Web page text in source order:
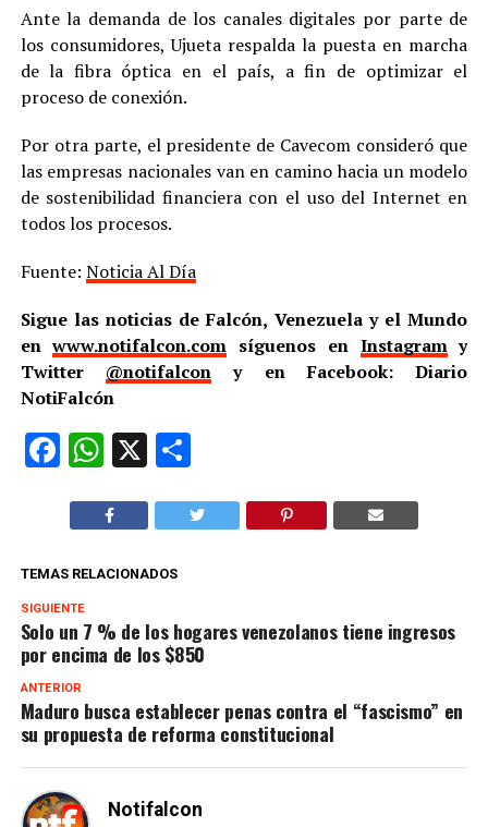
Ante la demanda de los canales digitales por parte de
los consumidores, Ujueta respalda la puesta en marcha
de la fibra óptica en el país, a fin de optimizar el
proceso de conexión.
Por otra parte, el presidente de Cavecom consideró que
las empresas nacionales van en camino hacia un modelo
de sostenibilidad financiera con el uso del Internet en
todos los procesos.
Fuente: Noticia Al Día
Sigue las noticias de Falcón, Venezuela y el Mundo
enwww.notifalcon.com síguenos en Instagramy
Twitter @notifalcon y en Facebook: Diario
NotiFalcón
Facebook
WhatsApp
X Compartir
TEMAS RELACIONADOS
SIGUIENTE
Solo un 7 % de los hogares venezolanos tiene ingresos
por encima de los $850
ANTERIOR
Maduro busca establecer penas contra el “fascismo” en
su propuesta de reforma constitucional
Notifalcon